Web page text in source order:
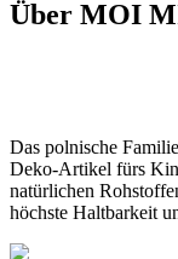
Über MOI
Das polnische
Deko-Artikel fürs
natürlichen
höchste Haltbarkeit